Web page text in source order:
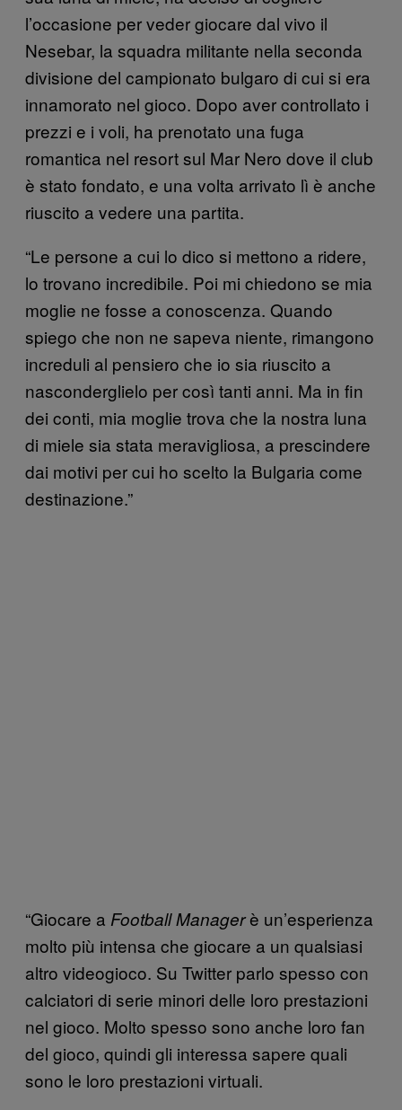
l’occasione per veder giocare dal vivo il
Nesebar, la squadra militante nella seconda
divisione del campionato bulgaro di cui si era
innamorato nel gioco. Dopo aver controllato i
prezzi e i voli, ha prenotato una fuga
romantica nel resort sul Mar Nero dove il club
è stato fondato, e una volta arrivato lì è anche
riuscito a vedere una partita.
“Le persone a cui lo dico si mettono a ridere,
lo trovano incredibile. Poi mi chiedono se mia
moglie ne fosse a conoscenza. Quando
spiego che non ne sapeva niente, rimangono
increduli al pensiero che io sia riuscito a
nasconderglielo per così tanti anni. Ma in fin
dei conti, mia moglie trova che la nostra luna
di miele sia stata meravigliosa, a prescindere
dai motivi per cui ho scelto la Bulgaria come
destinazione.”
“Giocare a Football Managerè un’esperienza
molto più intensa che giocare a un qualsiasi
altro videogioco. Su Twitter parlo spesso con
calciatori di serie minori delle loro prestazioni
nel gioco. Molto spesso sono anche loro fan
del gioco, quindi gli interessa sapere quali
sono le loro prestazioni virtuali.